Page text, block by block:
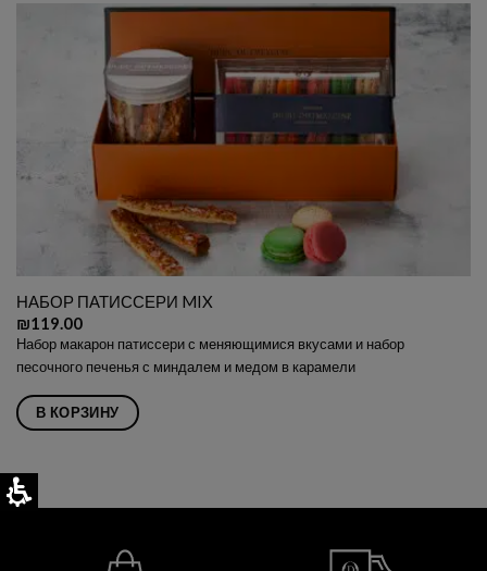
НАБОР ПАТИССЕРИ MIX
₪119.00
Набор макарон патиссери с меняющимися вкусами и набор
песочного печенья с миндалем и медом в карамели
В КОРЗИНУ